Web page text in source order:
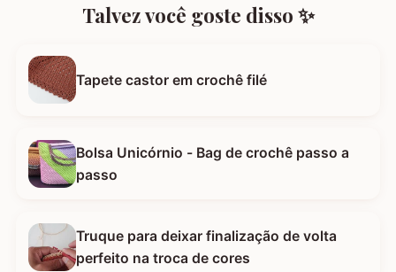
Talvez você goste disso ✨
Tapete castor em crochê filé
Bolsa Unicórnio - Bag de crochê passo a
passo
Truque para deixar finalização de volta
perfeito na troca de cores